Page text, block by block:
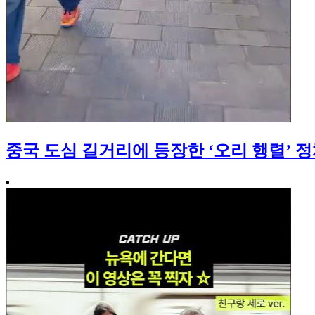
중국 도심 길거리에 등장한 ‘오리 행렬’